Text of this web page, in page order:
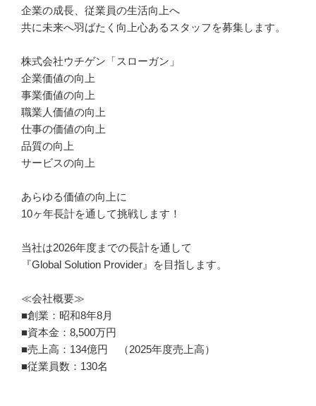
企業の成長、従業員の生活向上へ
共に未来へ羽ばたく向上心あるスタッフを募集します。
株式会社ウチゲン「スローガン」
企業価値の向上
事業価値の向上
職業人価値の向上
仕事の価値の向上
品質の向上
サービスの向上
あらゆる価値の向上に
10ヶ年長計を通して挑戦します！
当社は2026年度までの長計を通して
『Global Solution Provider』を目指します。
≪会社概要≫
■創業：昭和8年8月
■資本金：8,500万円
■売上高：134億円　（2025年度売上高）
■従業員数：130名